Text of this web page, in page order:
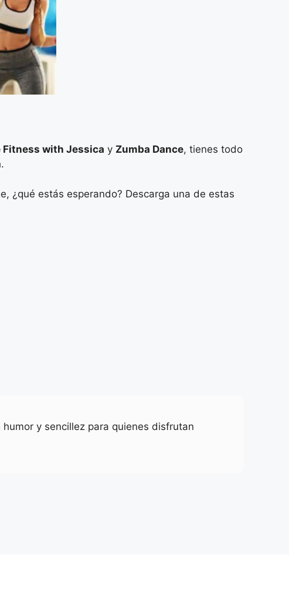
Fitness with Jessica y Zumba Dance, tienes todo
¿qué estás esperando? Descarga una de estas
y sencillez para quienes disfrutan